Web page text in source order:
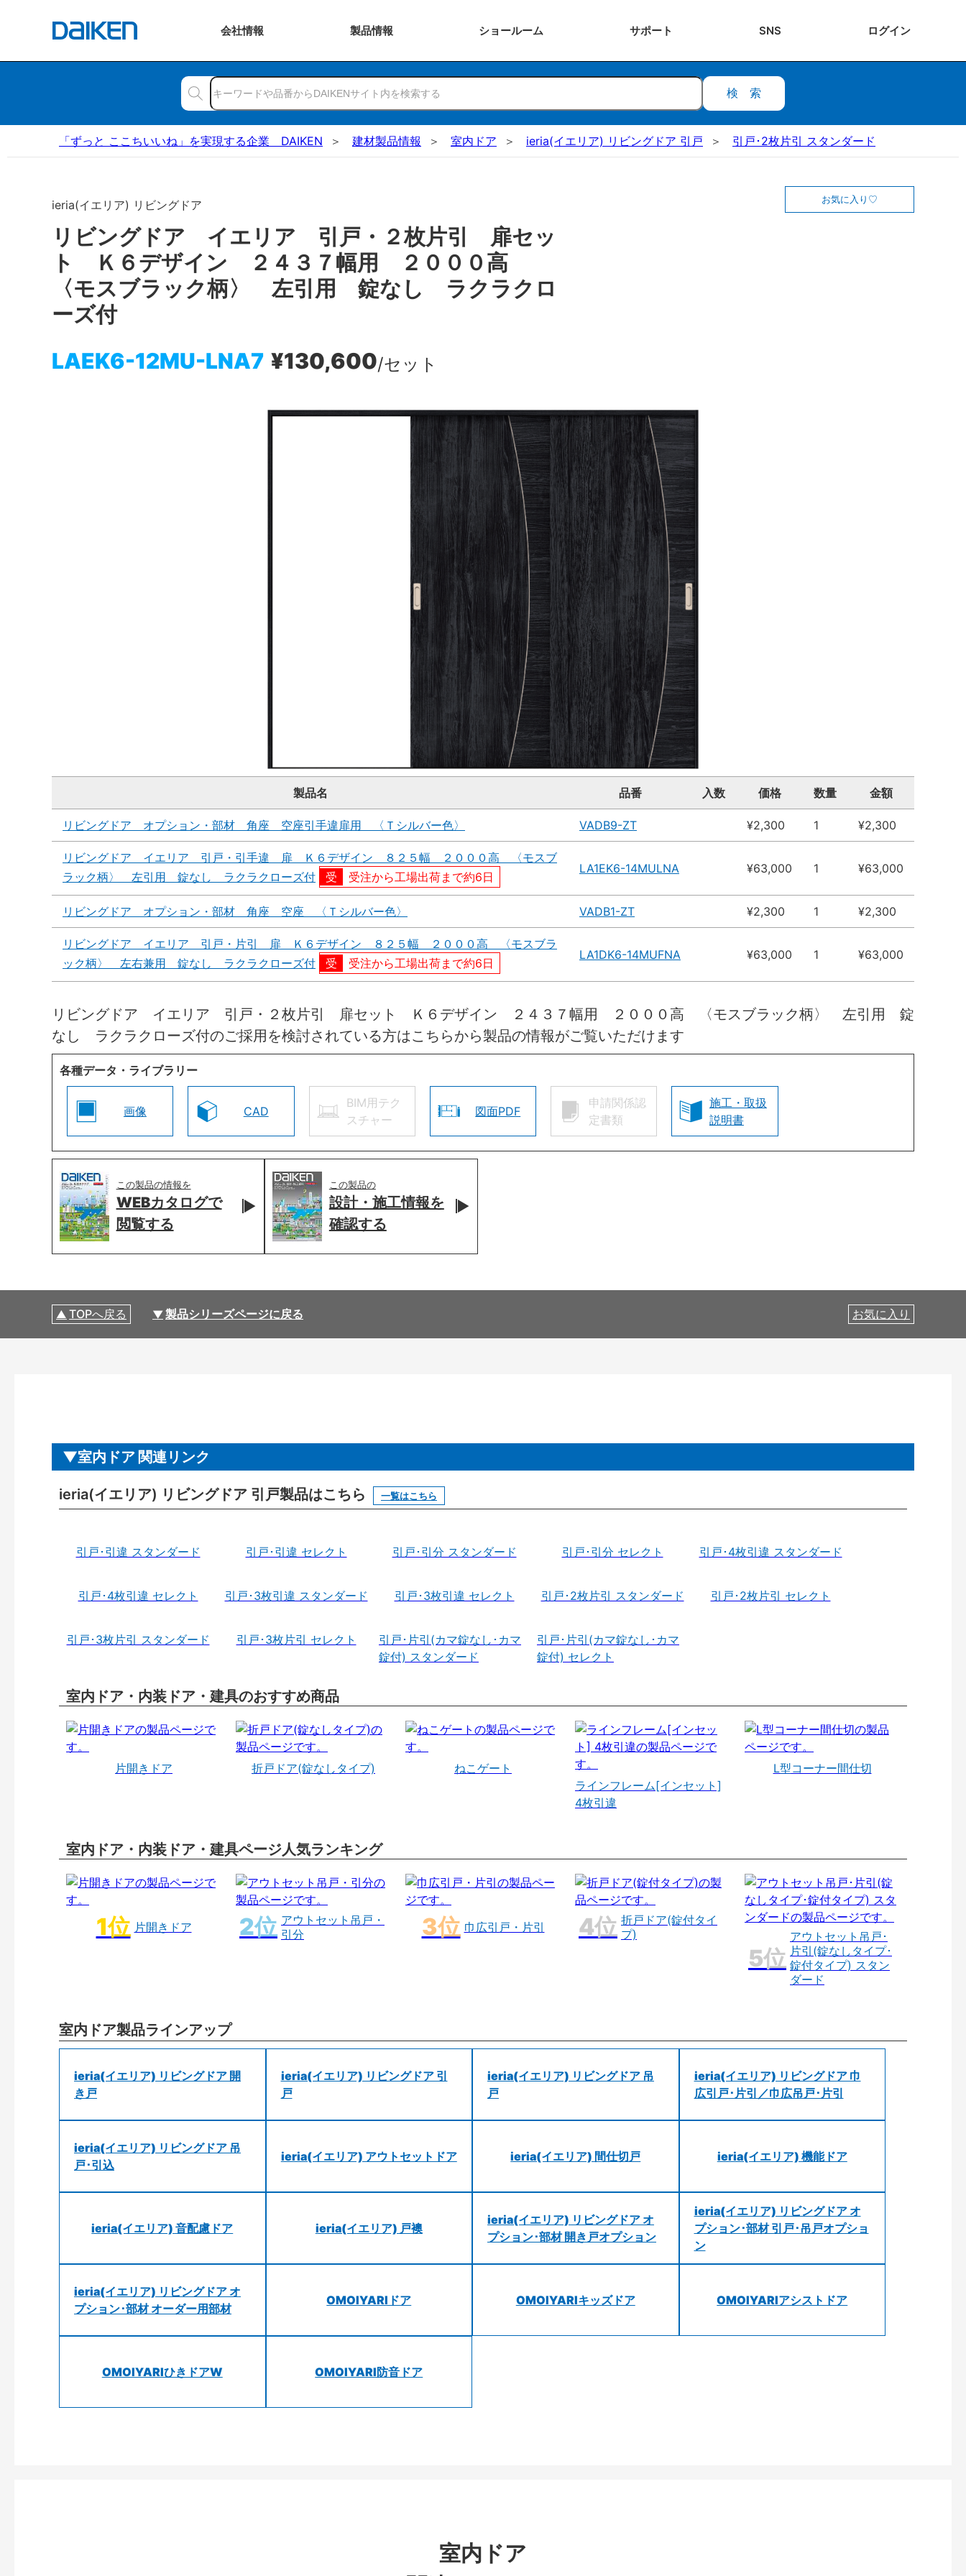
会社情報 製品情報 ショールーム サポート SNS ログイン
検索
「ずっと ここちいいね」を実現する企業 DAIKEN 建材製品情報 室内ドア ieria(イエリア) リビングドア 引戸 引戸･2枚片引 スタンダード
ieria(イエリア) リビングドア
リビングドア イエリア 引戸・２枚片引 扉セッ
ト Ｋ６デザイン ２４３７幅用 ２０００高
〈モスブラック柄〉 左引用 錠なし ラクラクロ
ーズ付
LAEK6-12MU-LNA7 ¥130,600/セット
お気に入り
製品名 品番 入数 価格 数量 金額
リビングドア オプション・部材 角座 空座引手違扉用 〈Ｔシルバー色〉 VADB9-ZT ¥2,300 1 ¥2,300
リビングドア イエリア 引戸・引手違 扉 Ｋ６デザイン ８２５幅 ２０００高 〈モスブ
ラック柄〉 左引用 錠なし ラクラクローズ付
受注から工場出荷まで約6日
LA1EK6-14MULNA ¥63,000 1 ¥63,000
リビングドア オプション・部材 角座 空座 〈Ｔシルバー色〉 VADB1-ZT ¥2,300 1 ¥2,300
リビングドア イエリア 引戸・片引 扉 Ｋ６デザイン ８２５幅 ２０００高 〈モスブラ
ック柄〉 左右兼用 錠なし ラクラクローズ付
受注から工場出荷まで約6日
LA1DK6-14MUFNA ¥63,000 1 ¥63,000
リビングドア イエリア 引戸・２枚片引 扉セット Ｋ６デザイン ２４３７幅用 ２０００高 〈モスブラック柄〉 左引用 錠
なし ラクラクローズ付のご採用を検討されている方はこちらから製品の情報がご覧いただけます
各種データ・ライブラリー
画像 CAD
BIM用テク
スチャー
図面PDF
申請関係認
定書類
施工・取扱
説明書
この製品の情報を
WEBカタログで
閲覧する
この製品の
設計・施工情報を
確認する
TOPへ戻る 製品シリーズページに戻る お気に入り
室内ドア 関連リンク
ieria(イエリア) リビングドア 引戸製品はこちら 一覧はこちら
引戸･引違 スタンダード 引戸･引違 セレクト 引戸･引分 スタンダード 引戸･引分 セレクト 引戸･4枚引違 スタンダード
引戸･4枚引違 セレクト 引戸･3枚引違 スタンダード 引戸･3枚引違 セレクト 引戸･2枚片引 スタンダード 引戸･2枚片引 セレクト
引戸･3枚片引 スタンダード 引戸･3枚片引 セレクト
引戸･片引(カマ錠なし･カマ
錠付) スタンダード
引戸･片引(カマ錠なし･カマ
錠付) セレクト
室内ドア・内装ドア・建具のおすすめ商品
片開きドア 折戸ドア(錠なしタイプ)
ねこゲート
ラインフレーム[インセット]
4枚引違
L型コーナー間仕切
室内ドア・内装ドア・建具ページ人気ランキング
片開きドア
アウトセット吊戸・
引分
巾広引戸・片引
折戸ドア(錠付タイ
プ)
アウトセット吊戸･
片引(錠なしタイプ･
錠付タイプ) スタン
ダード
室内ドア製品ラインアップ
ieria(イエリア) リビングドア 開
き戸
ieria(イエリア) リビングドア 引
戸
ieria(イエリア) リビングドア 吊
戸
ieria(イエリア) リビングドア 巾
広引戸･片引／巾広吊戸･片引
ieria(イエリア) リビングドア 吊
戸･引込
ieria(イエリア) アウトセットドア ieria(イエリア) 間仕切戸 ieria(イエリア) 機能ドア
ieria(イエリア) 音配慮ドア ieria(イエリア) 戸襖
ieria(イエリア) リビングドア オ
プション･部材 開き戸オプション
ieria(イエリア) リビングドア オ
プション･部材 引戸･吊戸オプショ
ン
ieria(イエリア) リビングドア オ
プション･部材 オーダー用部材
OMOIYARIドア OMOIYARIキッズドア OMOIYARIアシストドア
OMOIYARIひきドアW OMOIYARI防音ドア
室内ドア